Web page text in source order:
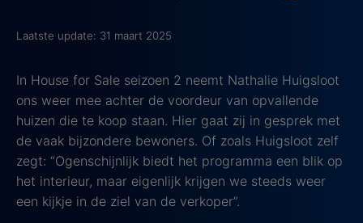
Laatste update: 31 maart 2025
In House for Sale seizoen 2 neemt Nathalie Huigsloot
ons weer mee achter de voordeur van opvallende
huizen die te koop staan. Hier gaat zij in gesprek met
de vaak bijzondere bewoners. Of zoals Huigsloot zelf
zegt: “Ogenschijnlijk biedt het programma een blik op
het interieur, maar eigenlijk krijgen we steeds weer
een kijkje in de ziel van de verkoper”.